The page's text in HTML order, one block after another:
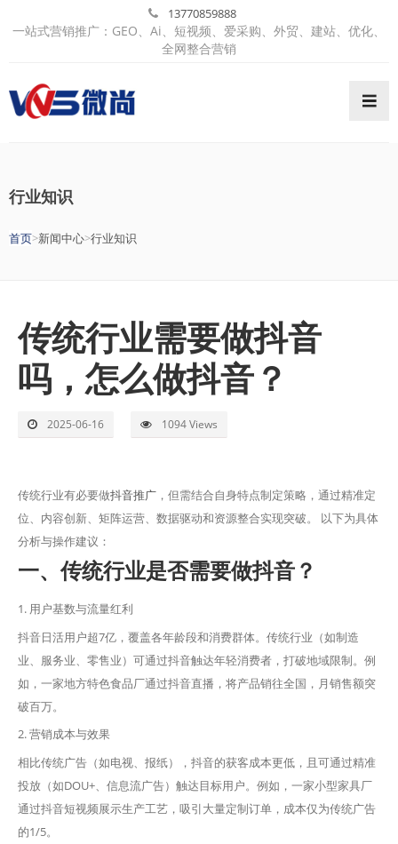
13770859888
一站式营销推广：GEO、Ai、短视频、爱采购、外贸、建站、优化、
全网整合营销
百度爱采购
网站建设
新闻中心
行业知识
首页>新闻中心>行业知识
传统行业需要做抖音
吗，怎么做抖音？
2025-06-16 1094 Views
传统行业有必要做抖音推广 ，但需结合自身特点制定策略，通过精准定
位、内容创新、矩阵运营、数据驱动和资源整合实现突破。 以下为具体
分析与操作建议：
一、传统行业是否需要做抖音？
1. 用户基数与流量红利
抖音日活用户超7亿，覆盖各年龄段和消费群体。传统行业（如制造
业、服务业、零售业）可通过抖音触达年轻消费者，打破地域限制。例
如，一家地方特色食品厂通过抖音直播，将产品销往全国，月销售额突
破百万。
2. 营销成本与效果
相比传统广告（如电视、报纸），抖音的获客成本更低，且可通过精准
投放（如DOU+、信息流广告）触达目标用户。例如，一家小型家具厂
通过抖音短视频展示生产工艺，吸引大量定制订单，成本仅为传统广告
的1/5。